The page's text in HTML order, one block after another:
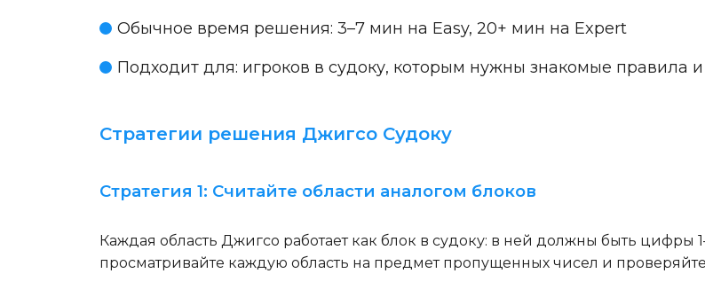
Обычное время решения: 3–7 мин на Easy, 20+ мин на Expert
Подходит для: игроков в судоку, которым нужны знакомые правила
Стратегии решения Джигсо Судоку
Стратегия 1: Считайте области аналогом блоков
Каждая область Джигсо работает как блок в судоку: в ней должны быть
просматривайте каждую область на предмет пропущенных чисел и